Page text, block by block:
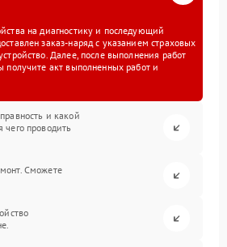
на диагностику и последующий
заказ-наряд с указанием страховых
Далее, после выполнения работ
получите акт выполненных работ и
и какой
проводить
Сможете